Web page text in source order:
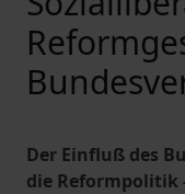
Der Einfluß des
die Reformpolitik